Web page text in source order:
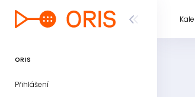
ORIS
Přihlášení